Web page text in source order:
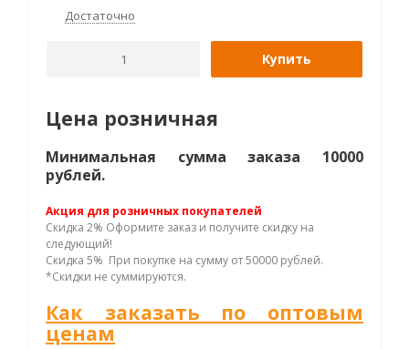
Достаточно
Купить
Цена розничная
Минимальная сумма заказа 10000
рублей.
Акция для розничных покупателей
Скидка 2% Оформите заказ и получите скидку на
следующий!
Скидка 5% При покупке на сумму от 50000 рублей.
*Скидки не суммируются.
Как заказать по оптовым
ценам